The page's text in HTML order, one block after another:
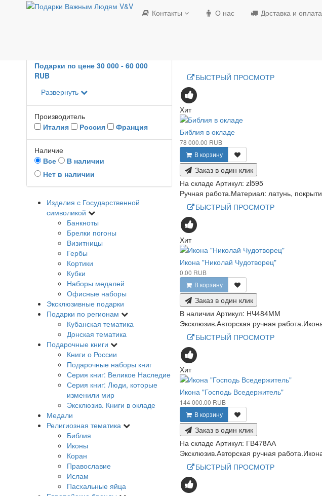
Контакты О нас Доставка и оплата
Параметры
Подарки по цене 30 000 - 60 000
RUB
Развернуть
Производитель
Италия
Россия Франция
Наличие
Все
В наличии
Нет в наличии
Изделия с Государственной
символикой
Банкноты
Брелки погоны
Визитницы
Гербы
Кортики
Кубки
Наборы медалей
Офисные наборы
Эксклюзивные подарки
Подарки по регионам
Кубанская тематика
Донская тематика
Подарочные книги
Книги о России
Подарочные наборы книг
Серия книг: Великое Наследие
Серия книг: Люди, которые
изменили мир
Эксклюзив. Книги в окладе
Медали
Религиозная тематика
Библия
Иконы
Коран
Православие
Ислам
Пасхальные яйца
БЫСТРЫЙ ПРОСМОТР
Хит
Библия в окладе
78 000.00 RUB
В корзину
Заказ в один клик
На складе Артикул: zl595
Ручная работа.Материал: латунь,
БЫСТРЫЙ ПРОСМОТР
Хит
Икона "Николай Чудотворец"
0.00 RUB
В корзину
Заказ в один клик
В наличии Артикул: НЧ484ММ
Эксклюзив.Авторская ручная
БЫСТРЫЙ ПРОСМОТР
Хит
Икона "Господь Вседержитель"
144 000.00 RUB
В корзину
Заказ в один клик
На складе Артикул: ГВ478АА
Эксклюзив.Авторская ручная
БЫСТРЫЙ ПРОСМОТР